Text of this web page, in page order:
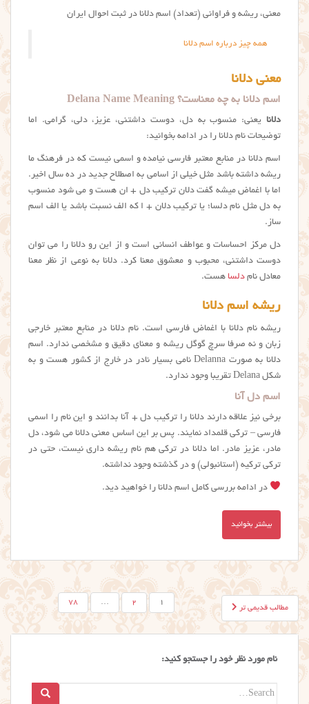
معنی، ریشه و فراوانی (تعداد) اسم دلانا در ثبت احوال ایران
همه چیز درباره اسم دلانا
معنی دلانا
اسم دلانا به چه معناست؟ Delana Name Meaning
دلانا یعنی: منسوب به دل، دوست داشتنی، عزیز، دلی، گرامی. اما
توضیحات نام دلانا را در ادامه بخوانید:
اسم دلانا در منابع معتبر فارسی نیامده و اسمی نیست که در فرهنگ ما
ریشه داشته باشد مثل خیلی از اسامی به اصطلاح جدید در ده سال اخیر.
اما با اغماض میشه گفت دلان ترکیب دل + ان هست و می شود منسوب
به دل مثل نام دلسا؛ یا ترکیب دلان + ا که الف نسبت باشد یا الف اسم
ساز.
دل مرکز احساسات و عواطف انسانی است و از این رو دلانا را می توان
دوست داشتنی، محبوب و معشوق معنا کرد. دلانا به نوعی از نظر معنا
معادل نام دلسا هست.
ریشه اسم دلانا
ریشه نام دلانا با اغماض فارسی است. نام دلانا در منابع معتبر خارجی
زبان و نه صرفا سرچ گوگل ریشه و معنای دقیق و مشخصی ندارد. اسم
دلانا به صورت Delanna نامی بسیار نادر در خارج از کشور هست و به
شکل Delana تقریبا وجود ندارد.
اسم دل آنا
برخی نیز علاقه دارند دلانا را ترکیب دل + آنا بدانند و این نام را اسمی
فارسی – ترکی قلمداد نمایند. پس بر این اساس معنی دلانا می شود، دل
مادر، عزیز مادر. اما دلانا در ترکی هم نام ریشه داری نیست، حتی در
ترکی ترکیه (استانبولی) و در گذشته وجود نداشته.
در ادامه بررسی کامل اسم دلانا را خواهید دید.
بیشتر بخوانید
صفحه‌بندی
نوشته‌ها
1
2
…
78
مطالب قدیمی تر
نام مورد نظر خود را جستجو کنید:
Search